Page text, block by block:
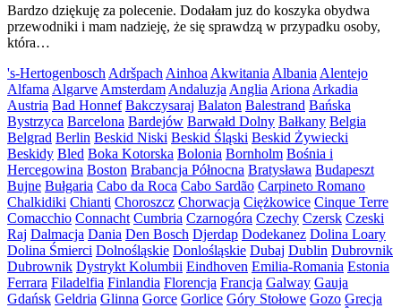
Bardzo dziękuję za polecenie. Dodałam juz do koszyka obydwa
przewodniki i mam nadzieję, że się sprawdzą w przypadku osoby,
która…
's-Hertogenbosch Adršpach Ainhoa Akwitania Albania Alentejo
Alfama Algarve Amsterdam Andaluzja Anglia Ariona Arkadia
Austria Bad Honnef Bakczysaraj Balaton Balestrand Bańska
Bystrzyca Barcelona Bardejów Barwałd Dolny Bałkany Belgia
Belgrad Berlin Beskid Niski Beskid Śląski Beskid Żywiecki
Beskidy Bled Boka Kotorska Bolonia Bornholm Bośnia i
Hercegowina Boston Brabancja Północna Bratysława Budapeszt
Bujne Bułgaria Cabo da Roca Cabo Sardão Carpineto Romano
Chalkidiki Chianti Choroszcz Chorwacja Ciężkowice Cinque Terre
Comacchio Connacht Cumbria Czarnogóra Czechy Czersk Czeski
Raj Dalmacja Dania Den Bosch Djerdap Dodekanez Dolina Loary
Dolina Śmierci Dolnośląskie Donlośląskie Dubaj Dublin Dubrovnik
Dubrownik Dystrykt Kolumbii Eindhoven Emilia-Romania Estonia
Ferrara Filadelfia Finlandia Florencja Francja Galway Gauja
Gdańsk Geldria Glinna Gorce Gorlice Góry Stołowe Gozo Grecja